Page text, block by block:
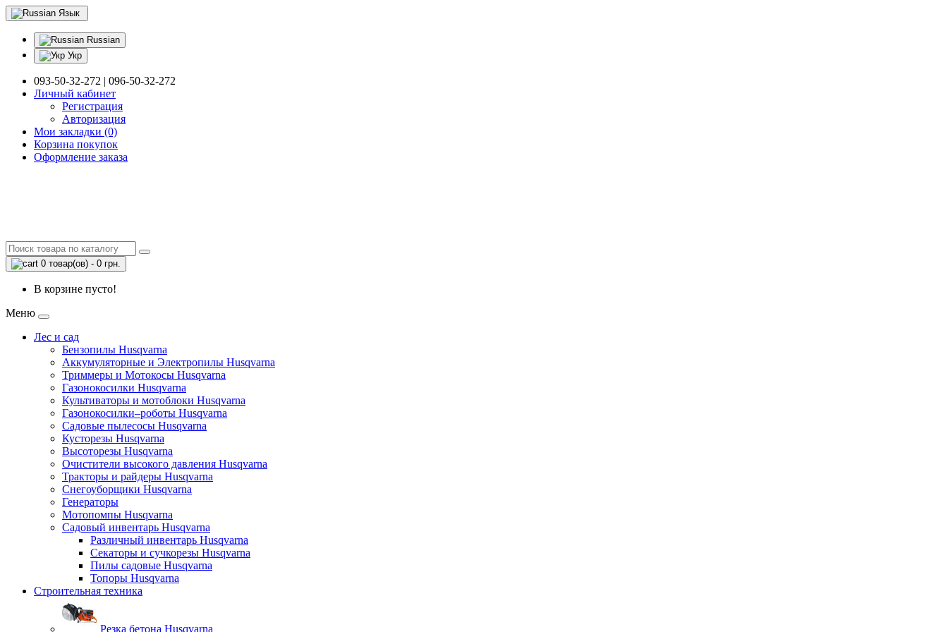
Язык
Russian
Укр
093-50-32-272 | 096-50-32-272
Личный кабинет
Регистрация
Авторизация
Мои закладки (0)
Корзина покупок
Оформление заказа
0 товар(ов) - 0 грн.
В корзине пусто!
Меню
Лес и сад
Бензопилы Husqvarna
Аккумуляторные и Электропилы Нusqvarna
Триммеры и Мотокосы Нusqvarna
Газонокосилки Husqvarna
Культиваторы и мотоблоки Husqvarna
Газонокосилки–роботы Husqvarna
Садовые пылесосы Husqvarna
Кусторезы Husqvarna
Высоторезы Husqvarna
Очистители высокого давления Husqvarna
Тракторы и райдеры Husqvarna
Снегоуборщики Husqvarna
Генераторы
Мотопомпы Husqvarna
Садовый инвентарь Husqvarna
Различный инвентарь Husqvarna
Секаторы и сучкорезы Husqvarna
Пилы садовые Husqvarna
Топоры Husqvarna
Строительная техника
Резка бетона Husqvarna